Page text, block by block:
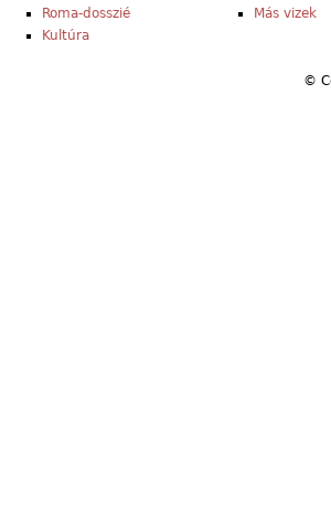
Roma-dosszié
Kultúra
Más vizek
©